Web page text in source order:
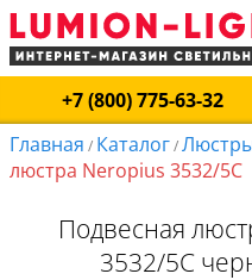
+7 (800) 775-63-32
Главная / Каталог/
люстра Neropius 3532/5C
Подвесная
3532/5C